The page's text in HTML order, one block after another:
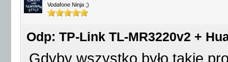
Vodafone Ninja ;)
Odp: TP-Link TL-MR3220v2 +
Gdyby wszystko było takie